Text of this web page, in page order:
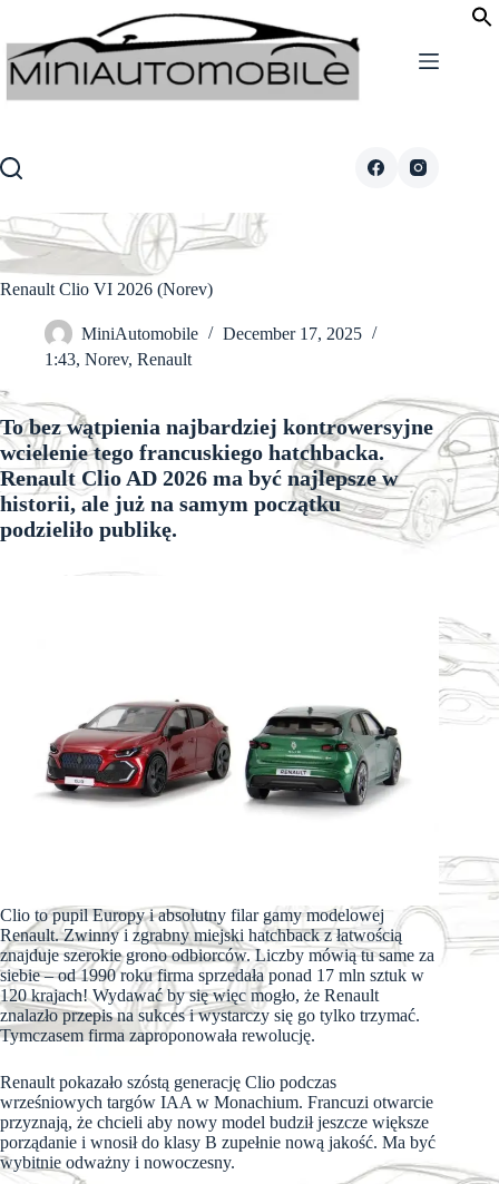
content
Renault Clio VI 2026 (Norev)
MiniAutomobile
December 17, 2025
1:43, Norev, Renault
To bez wątpienia najbardziej kontrowersyjne
wcielenie tego francuskiego hatchbacka.
Renault Clio AD 2026 ma być najlepsze w
historii, ale już na samym początku
podzieliło publikę.
Clio to pupil Europy i absolutny filar gamy modelowej
Renault. Zwinny i zgrabny miejski hatchback z łatwością
znajduje szerokie grono odbiorców. Liczby mówią tu same za
siebie – od 1990 roku firma sprzedała ponad 17 mln sztuk w
120 krajach! Wydawać by się więc mogło, że Renault
znalazło przepis na sukces i wystarczy się go tylko trzymać.
Tymczasem firma zaproponowała rewolucję.
Renault pokazało szóstą generację Clio podczas
wrześniowych targów IAA w Monachium. Francuzi otwarcie
przyznają, że chcieli aby nowy model budził jeszcze większe
porządanie i wnosił do klasy B zupełnie nową jakość. Ma być
wybitnie odważny i nowoczesny.